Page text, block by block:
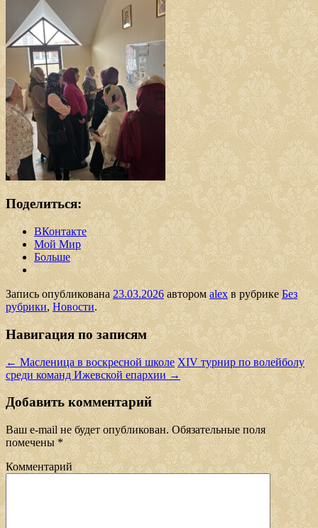
Поделиться:
ВКонтакте
Мой Мир
Больше
Запись опубликована23.03.2026авторомalexв рубрикеБез
рубрики,Новости.
Навигация по записям
←Масленица в воскресной школе XIV турнир по волейболу
среди команд Ижевской епархии→
Добавить комментарий
Ваш e-mail не будет опубликован.Обязательные поля
помечены*
Комментарий